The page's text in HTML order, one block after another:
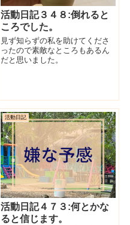
活動日記３４８:倒れると
ころでした。
見ず知らずの私を助けてくださ
ったので素敵なところもあるん
だと思いました。
活動日記
活動日記４７３:何とかな
ると信じます。